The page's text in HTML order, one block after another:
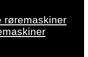
røremaskiner